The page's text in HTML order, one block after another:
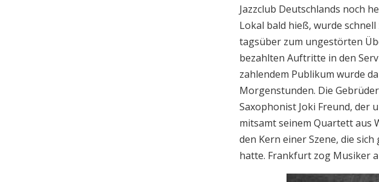
Jazzclub Deutschlands noch
Lokal bald hieß, wurde
tagsüber zum ungestörten
bezahlten Auftritte in den
zahlendem Publikum wurde
Morgenstunden. Die
Saxophonist Joki Freund, der
mitsamt seinem Quartett aus
den Kern einer Szene, die
hatte. Frankfurt zog Musiker